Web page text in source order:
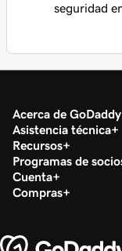
seguridad
Acerca de GoDaddy
Asistencia técnica
Recursos
Programas de
Cuenta
Compras